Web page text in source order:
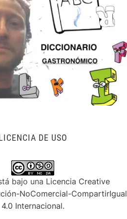
DE USO
bajo una Licencia Creative
NoComercial-CompartirIgual
4.0 Internacional.